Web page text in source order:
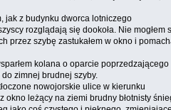
jak z budynku dworca lotniczego
rozglądają się dookoła. Nie mogłem
przez szybę zastukałem w okno i
kolana o oparcie poprzedzającego
zimnej brudnej szyby.
nowojorskie ulice w kierunku
okno leżący na ziemi brudny błotnisty